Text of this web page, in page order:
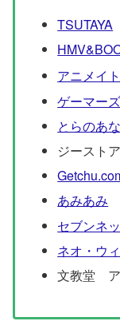
TSUTAYA
アニメイト
ゲーマーズ
とらのあな
ジースト
あみあみ
セブンネ
ネオ・ウ
文教堂